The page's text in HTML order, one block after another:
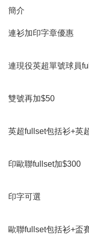
簡介
連衫加印字章優惠
連現役英超單號球員
雙號再加$50
英超fullset包括衫+英
印歐聯fullset加$300
印字可選
歐聯fullset包括衫+盃